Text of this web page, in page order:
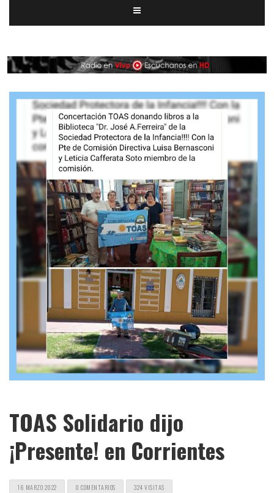
TOAS Solidario dijo
¡Presente! en Corrientes
16 MARZO 2022 0 COMENTARIOS 324 VISITAS